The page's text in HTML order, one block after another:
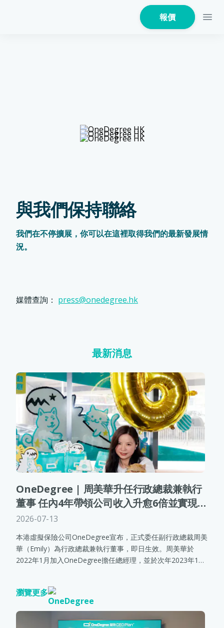
報價
家電保養保險
危疾保
龜鳥保險
與我們保持聯絡
我們在不停擴展，你可以在這裡取得我們的最新發展情
況。
媒體查詢： press@onedegree.hk
最新消息
OneDegree | 周美華升任行政總裁兼執行
董事 任內4年帶領公司收入升愈6倍並實現全
年盈利
2026-07-13
本港虛擬保險公司OneDegree宣布，正式委任副行政總裁周美
華（Emily）為行政總裁兼執行董事，即日生效。周美華於
2022年1月加入OneDegree擔任總經理，並於次年2023年1月
（即較 2021 年）增長超過6倍。
瀏覽更多